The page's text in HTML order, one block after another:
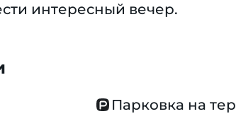
интересный вечер.
Парковка на